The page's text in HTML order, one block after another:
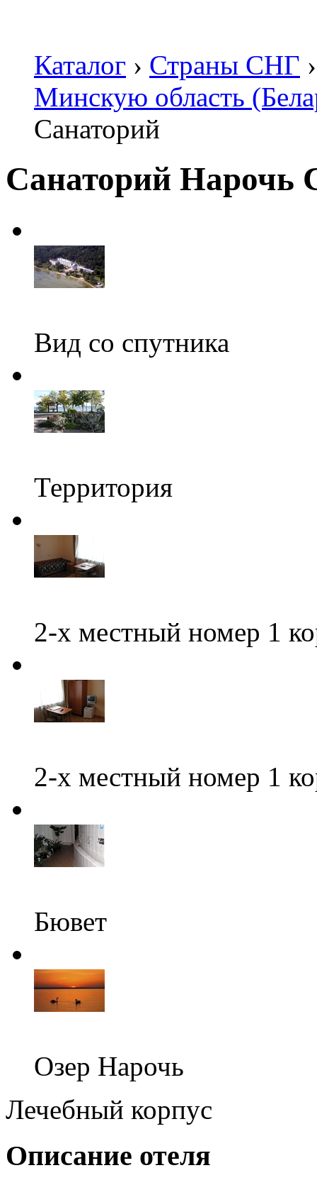
Каталог › Страны СНГ ›
Минскую область
Санаторий
Санаторий Нарочь
Вид со спутника
Территория
2-х местный номер 1
2-х местный номер 1
Бювет
Озер Нарочь
Лечебный корпус
Описание отеля